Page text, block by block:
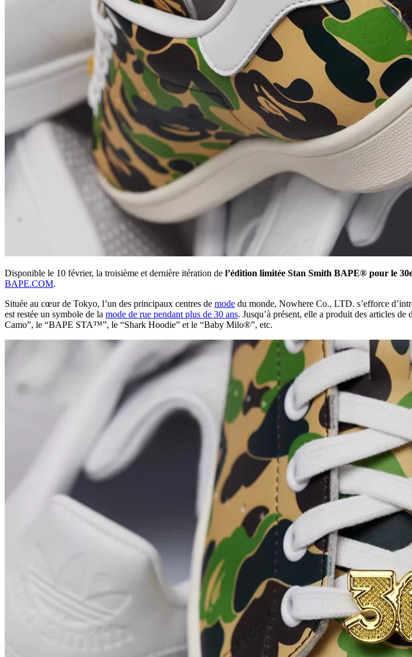
Disponible le 10 février, la troisième et dernière itération de l’édition limitée Stan Smith BAPE® pour le
BAPE.COM.
Située au cœur de Tokyo, l’un des principaux centres de mode du monde, Nowhere Co., LTD. s’efforce
est restée un symbole de la mode de rue pendant plus de 30 ans. Jusqu’à présent, elle a produit des articles
Camo”, le “BAPE STA™”, le “Shark Hoodie” et le “Baby Milo®”, etc.